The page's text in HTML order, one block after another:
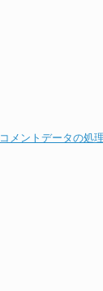
コメントデータの処